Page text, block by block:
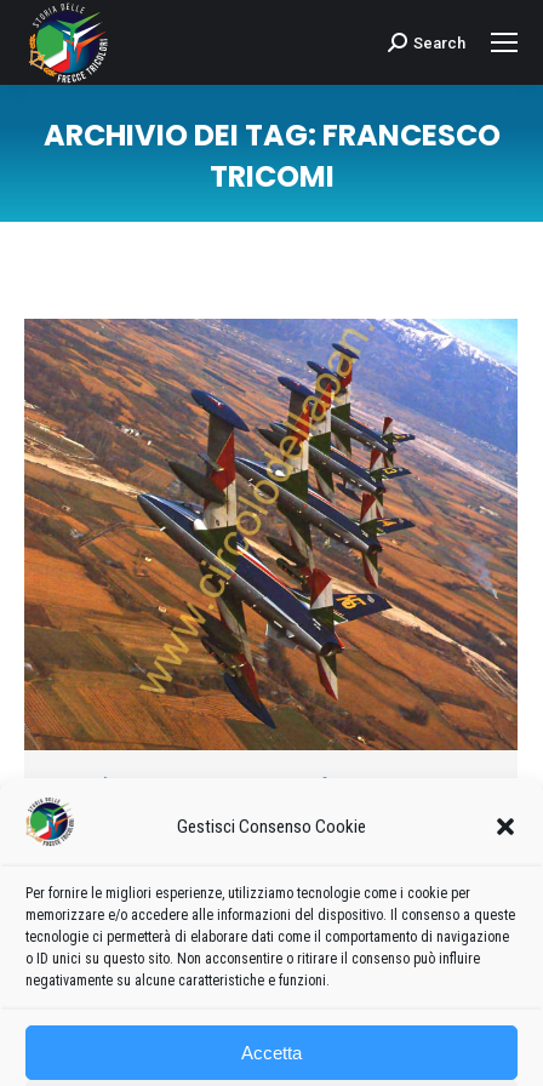
Gestisci Consenso Cookie
Per fornire le migliori esperienze, utilizziamo tecnologie come i cookie per
memorizzare e/o accedere alle informazioni del dispositivo. Il consenso a queste
tecnologie ci permetterà di elaborare dati come il comportamento di navigazione
o ID unici su questo sito. Non acconsentire o ritirare il consenso può influire
negativamente su alcune caratteristiche e funzioni.
Accetta
Cerca:Search
ARCHIVIO DEI TAG: FRANCESCO
TRICOMI
Così nasce una Freccia
1990 admin8235 24 Dicembre 2019 1 commento
maturità, le Frecce Tricolori stanno preparando giorno dopo
giorno la loro prova, che sosterranno in Francia a metà
maggio.